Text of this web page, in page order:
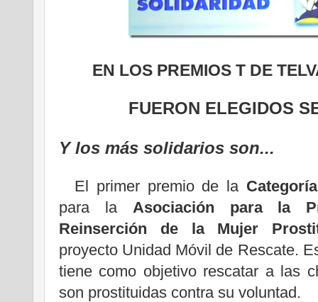
EN LOS PREMIOS T DE
FUERON ELEGIDOS
Y los más solidarios son...
El primer premio de la
para la Asociación para la
Reinserción de la Mujer
proyecto Unidad Móvil de Rescate.
tiene como objetivo rescatar a las
son prostituidas contra su voluntad.